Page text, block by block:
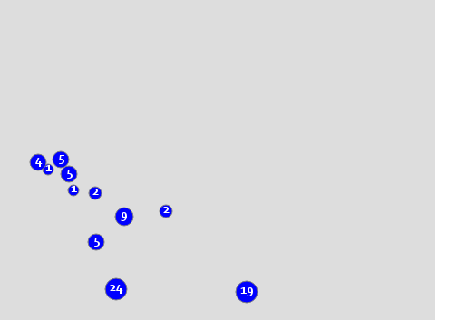
1
1
4 5
5
2
19
9
5
24
2